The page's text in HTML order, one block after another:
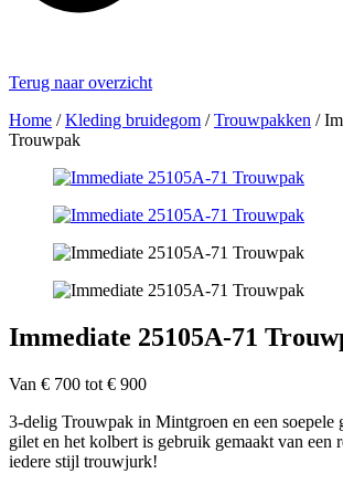
Terug naar overzicht
Home /Kleding bruidegom /Trouwpakken /
Trouwpak
Immediate 25105A-71
Van € 700 tot € 900
3-delig Trouwpak in Mintgroen en een soepele
gilet en het kolbert is gebruik gemaakt van een
iedere stijl trouwjurk!